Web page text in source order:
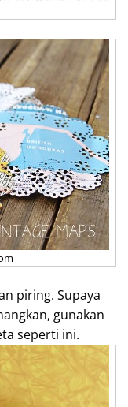
piring. Supaya
gunakan
seperti ini.